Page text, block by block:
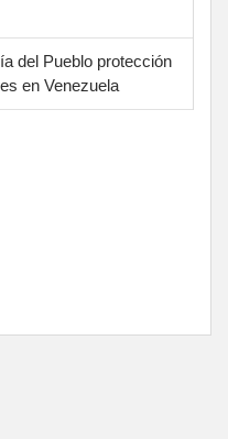
del Pueblo protección
en Venezuela